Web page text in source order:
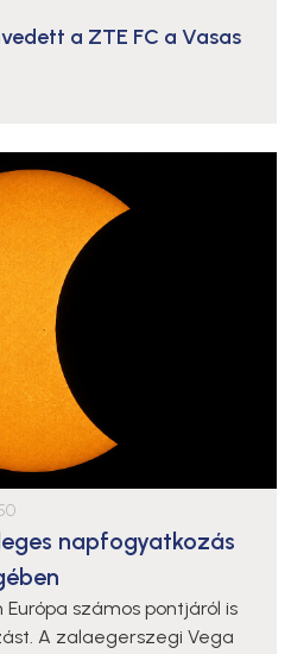
a ZTE FC a Vasas
napfogyatkozás
számos pontjáról is
A zalaegerszegi Vega